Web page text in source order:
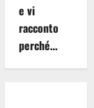
e vi
racconto
perché…